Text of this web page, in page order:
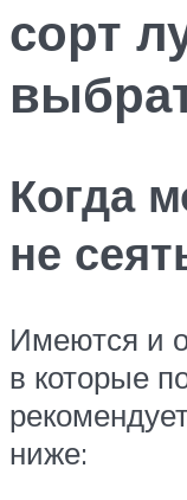
сорт
Когда
не
Имеются и
в которые
ниже: